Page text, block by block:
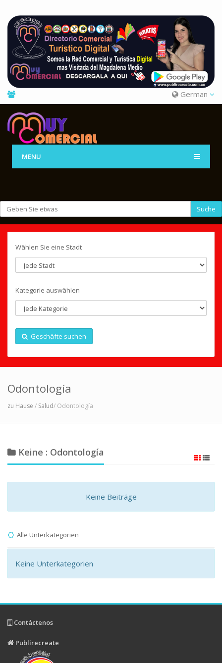
German
MENU
Suche
Wählen Sie eine Stadt
Kategorie auswählen
Geschäfte suchen
Odontología
zu Hause / Salud/ Odontología
Keine : Odontología
Keine Beiträge
Alle Unterkategorien
Keine Unterkategorien
Contáctenos
Publirecreate